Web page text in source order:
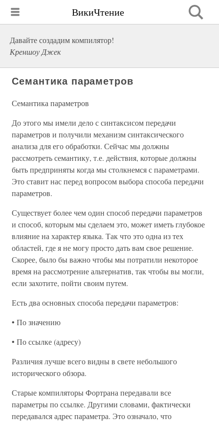
ВикиЧтение
Давайте создадим компилятор!
Креншоу Джек
Семантика параметров
Семантика параметров
До этого мы имели дело с синтаксисом передачи
параметров и получили механизм синтаксического
анализа для его обработки. Сейчас мы должны
рассмотреть семантику, т.е. действия, которые должны
быть предприняты когда мы столкнемся с параметрами.
Это ставит нас перед вопросом выбора способа передачи
параметров.
Существует более чем один способ передачи параметров
и способ, которым мы сделаем это, может иметь глубокое
влияние на характер языка. Так что это одна из тех
областей, где я не могу просто дать вам свое решение.
Скорее, было бы важно чтобы мы потратили некоторое
время на рассмотрение альтернатив, так чтобы вы могли,
если захотите, пойти своим путем.
Есть два основных способа передачи параметров:
• По значению
• По ссылке (адресу)
Различия лучше всего видны в свете небольшого
исторического обзора.
Старые компиляторы Фортрана передавали все
параметры по ссылке. Другими словами, фактически
передавался адрес параметра. Это означало, что